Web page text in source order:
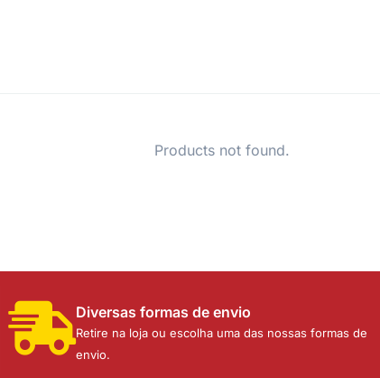
Products not found.
Diversas formas de envio
Retire na loja ou escolha uma das nossas formas de
envio.